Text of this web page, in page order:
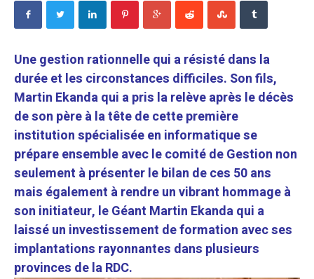
Une gestion rationnelle qui a résisté dans la
durée et les circonstances difficiles. Son fils,
Martin Ekanda qui a pris la relève après le décès
de son père à la tête de cette première
institution spécialisée en informatique se
prépare ensemble avec le comité de Gestion non
seulement à présenter le bilan de ces 50 ans
mais également à rendre un vibrant hommage à
son initiateur, le Géant Martin Ekanda qui a
laissé un investissement de formation avec ses
implantations rayonnantes dans plusieurs
provinces de la RDC.